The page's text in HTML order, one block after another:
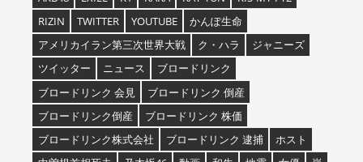
RIZIN
TWITTER YOUTUBE
かんぽ生命
アメリカイラン第三次世界大戦
ク・ハラ
ジャニーズ
ツイッター
ニュース
ブロードリンク
ブロードリンク 会見
ブロードリンク 倒産
ブロードリンク倒産
ブロードリンク 株価
ブロードリンク株式会社
ブロードリンク 逮捕
ホスト